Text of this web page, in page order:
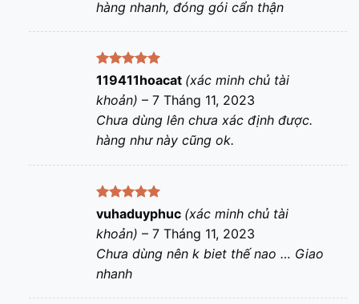
hàng nhanh, đóng gói cẩn thận
Được xếp
sao
119411hoacat (xác minh chủ tài
khoản) – 7 Tháng 11, 2023
Chưa dùng lên chưa xác định được.
hàng như này cũng ok.
Được xếp
hạng
5
sao
vuhaduyphuc (xác minh chủ tài
khoản) – 7 Tháng 11, 2023
Chưa dùng nên k biet thế nao … Giao
nhanh